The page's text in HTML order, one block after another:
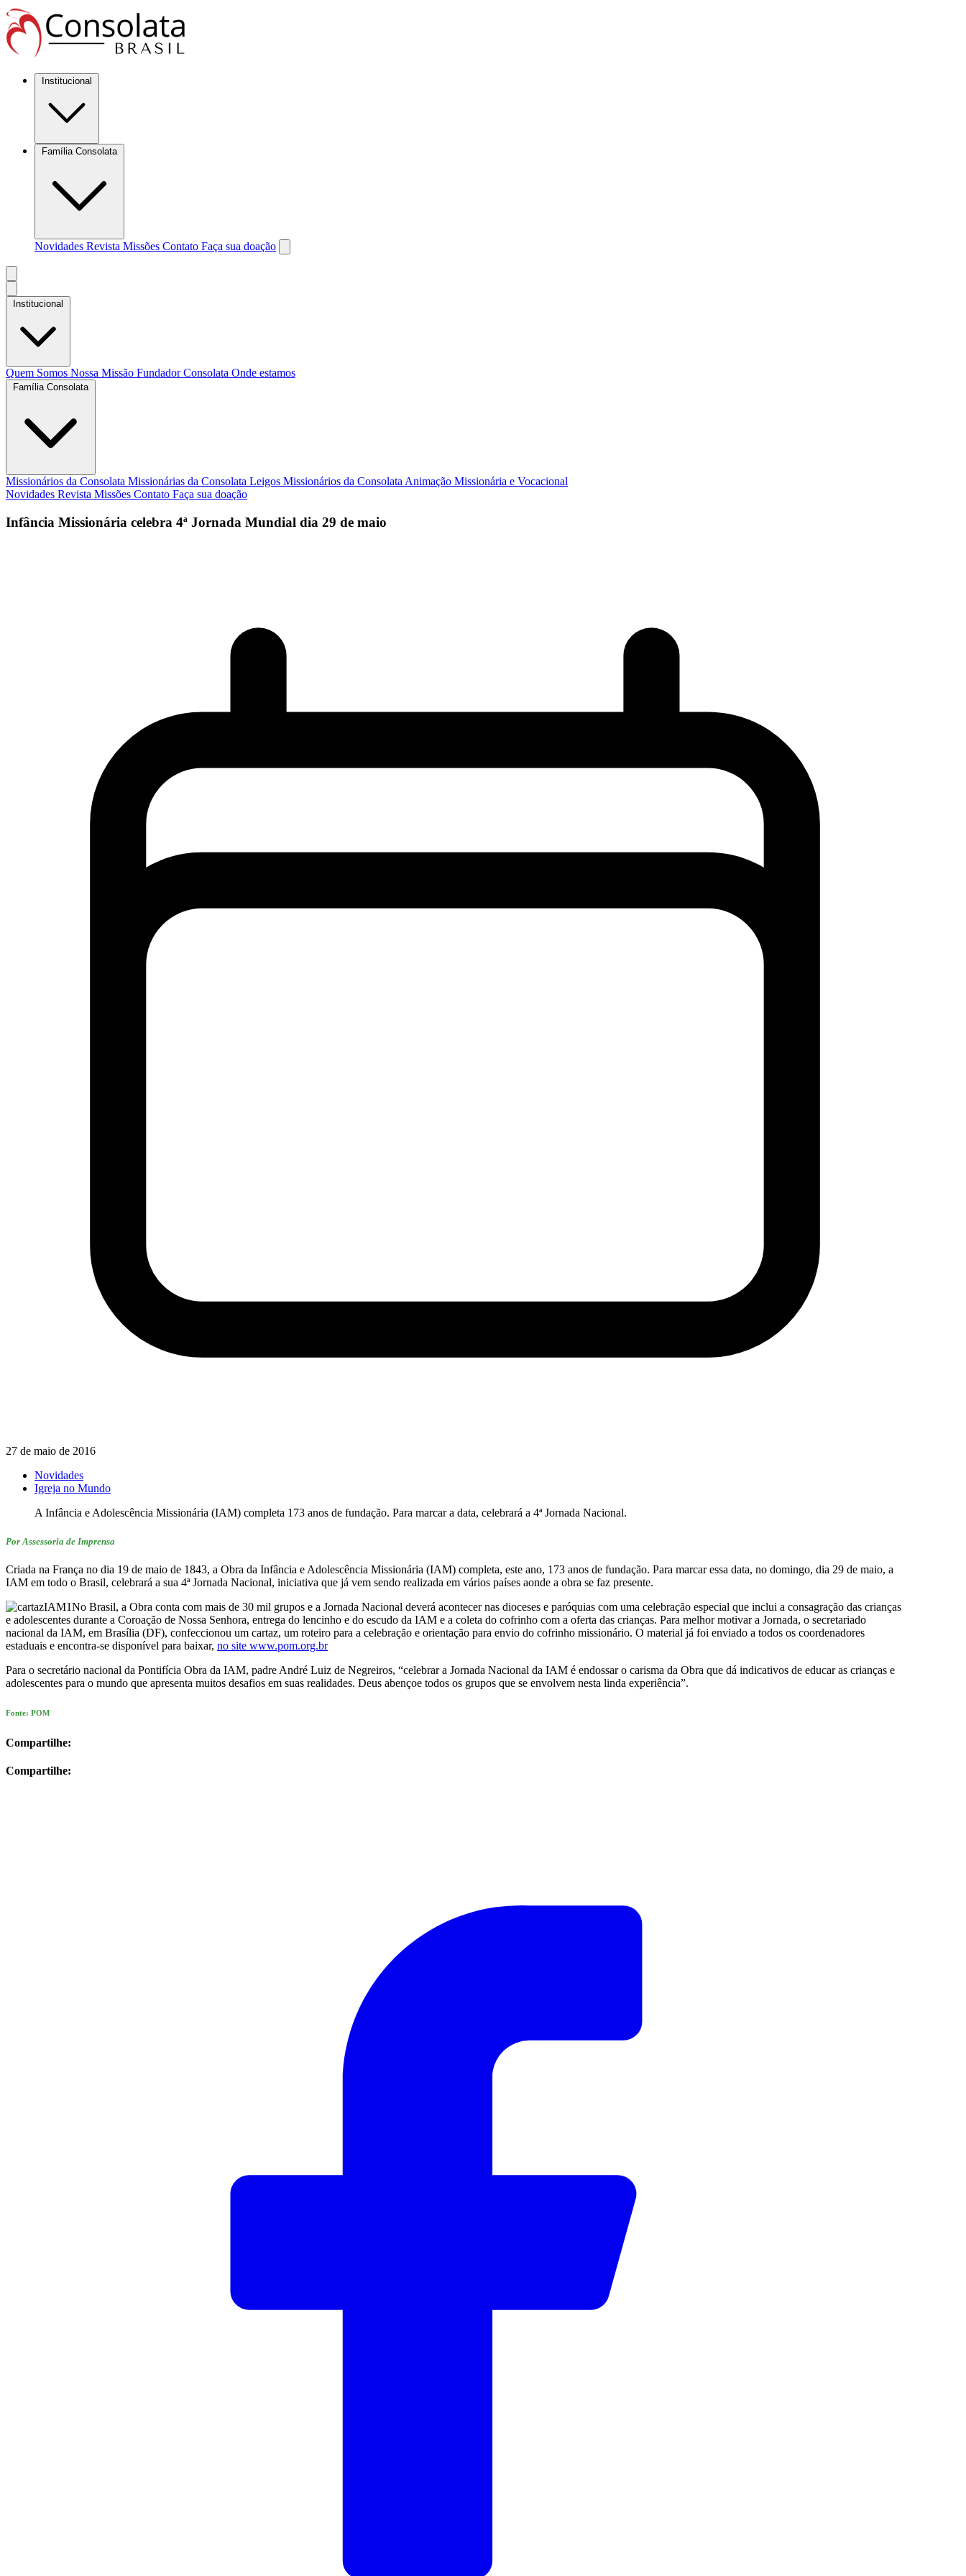
Institucional
Família Consolata
Novidades Revista Missões Contato Faça sua doação
Institucional
Quem Somos Nossa Missão FundadorConsolata Onde estamos
Família Consolata
Missionários da Consolata Missionárias da Consolata Leigos Missionários da Consolata Animação Missionária e Vocacional
Novidades Revista Missões Contato Faça sua doação
Infância Missionária celebra 4ª Jornada Mundial dia 29 de maio
27 de maio de 2016
Novidades
Igreja no Mundo
A Infância e Adolescência Missionária (IAM) completa 173 anos de fundação. Para marcar a data, celebrará a 4ª Jornada Nacional.
Por Assessoria de Imprensa
Criada na França no dia 19 de maio de 1843, a Obra da Infância e Adolescência Missionária (IAM) completa, este ano, 173 anos de fundação. Para marcar essa data, no domingo, dia 29 de maio, a
IAM em todo o Brasil, celebrará a sua 4ª Jornada Nacional, iniciativa que já vem sendo realizada em vários países aonde a obra se faz presente.
No Brasil, a Obra conta com mais de 30 mil grupos e a Jornada Nacional deverá acontecer nas dioceses e paróquias com uma celebração especial que inclui a consagração das crianças
e adolescentes durante a Coroação de Nossa Senhora, entrega do lencinho e do escudo da IAM e a coleta do cofrinho com a oferta das crianças. Para melhor motivar a Jornada, o secretariado
nacional da IAM, em Brasília (DF), confeccionou um cartaz, um roteiro para a celebração e orientação para envio do cofrinho missionário. O material já foi enviado a todos os coordenadores
estaduais e encontra-se disponível para baixar, no site www.pom.org.br
Para o secretário nacional da Pontifícia Obra da IAM, padre André Luiz de Negreiros, “celebrar a Jornada Nacional da IAM é endossar o carisma da Obra que dá indicativos de educar as crianças e
adolescentes para o mundo que apresenta muitos desafios em suas realidades. Deus abençoe todos os grupos que se envolvem nesta linda experiência”.
Fonte: POM
Compartilhe:
Compartilhe: